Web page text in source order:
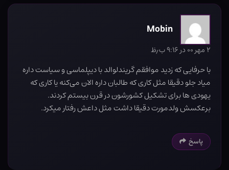
Mobin
۲ مهر ۰۰ در ۹:۱۶ ب٫ظ
با حرفایی که زدید موافقم گریندلوالد با دیپلماسی و سیاست داره
میاد جلو دقیقا مثل کاری که طالبان داره الان می‌کنه یا کاری که
یهودی ها برای تشکیل کشورشون در قرن بیستم کردند.
برعکسش ولدمورت دقیقا داشت مثل داعش رفتار میکرد.
پاسخ